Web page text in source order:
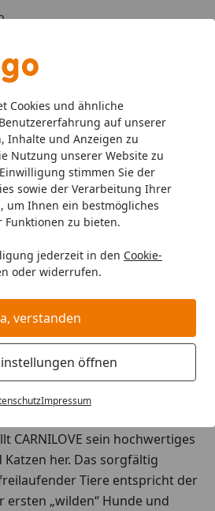
Cookies und ähnliche
auf unserer
Inhalte und Anzeigen zu
Nutzung unserer Website zu
stimmen Sie der
sowie der Verarbeitung Ihrer
um Ihnen ein bestmögliches
zu bieten.
jederzeit in den Cookie-
oder widerrufen.
verstanden
öffnen
Impressum
Ernährung für
CARNILOVE sein hochwertiges
her. Das sorgfältig
Tiere entspricht der
ersten „wilden“ Hunde und